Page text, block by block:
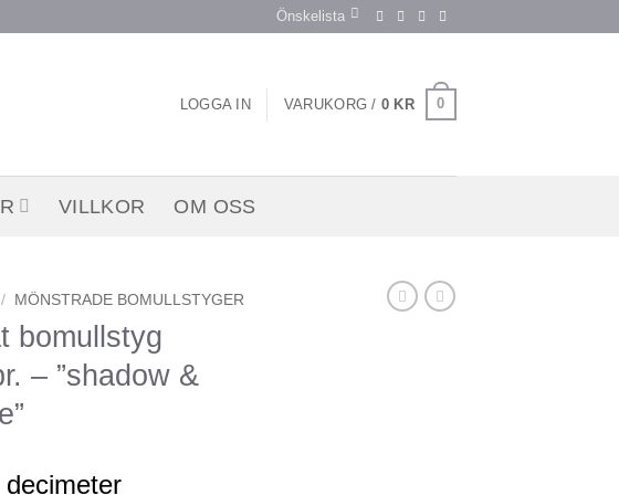
Önskelista
LOGGA IN VARUKORG / 0 KR 0
VILLKOR OM OSS
/ MÖNSTRADE BOMULLSTYGER
bomullstyg
– ”shadow &
decimeter